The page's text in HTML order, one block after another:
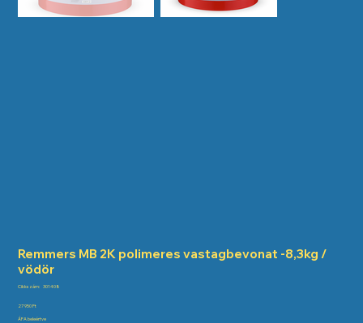
Remmers MB 2K polimeres vastagbevonat -8,3kg /
vödör
Cikkszám: Cikkszám:
301408
Ár
27 950 Ft
ÁFA beleértve